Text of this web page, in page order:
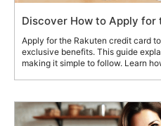
Discover How to Apply for
Apply for the Rakuten credit card
exclusive benefits. This guide
making it simple to follow. Learn